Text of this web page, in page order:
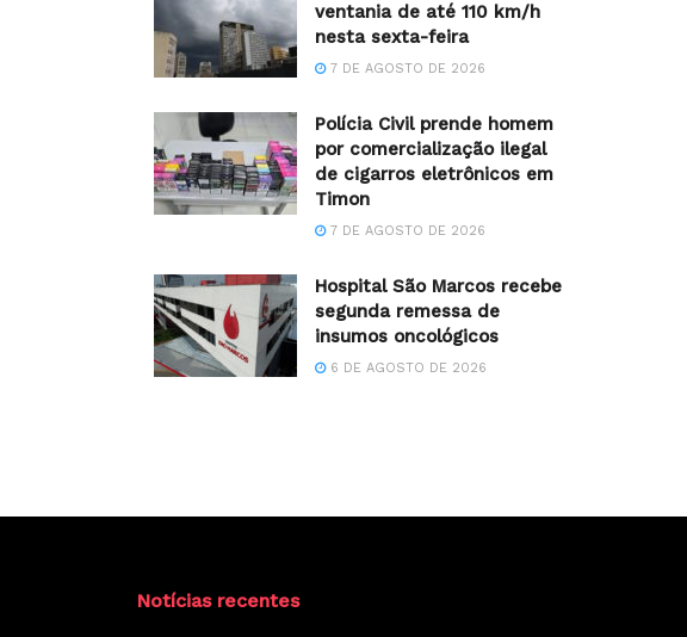
ventania de até 110 km/h
nesta sexta-feira
7 DE AGOSTO DE 2026
Polícia Civil prende homem
por comercialização ilegal
de cigarros eletrônicos em
Timon
7 DE AGOSTO DE 2026
Hospital São Marcos recebe
segunda remessa de
insumos oncológicos
6 DE AGOSTO DE 2026
Notícias recentes